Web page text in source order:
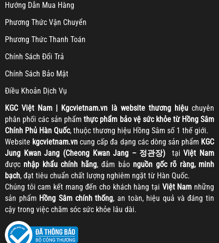
Hướng Dẫn Mua Hàng
Phương Thức Vận Chuyển
Phương Thức Thanh Toán
Chính Sách Đổi Trả
Chính Sách Bảo Mật
Điều Khoản Dịch Vụ
KGCViệt Nam | Kgcvietnam.vn là website thương hiệuchuyên
phân phối các sản phẩmthực phẩm bảo vệ sức khỏe từ Hồng Sâm
Chính Phủ Hàn Quốc, thuộc thương hiệu Hồng Sâm số 1 thế giới.
Website kgcvietnam.vn cung cấp đa dạng các dòng sản phẩm KGC
Jung Kwan Jang (Cheong Kwan Jang – 정관장) tạiViệt Nam
được nhập khẩu chính hãng, đảm bảo nguồn gốc rõ ràng, minh
bạch, đạt tiêu chuẩn chất lượng nghiêm ngặt từ Hàn Quốc.
Chúng tôi cam kết mang đến cho khách hàng tại Việt Nam những
sản phẩm Hồng Sâm chính thống, an toàn, hiệu quả và đáng tin
cậy trong việc chăm sóc sức khỏe lâu dài.